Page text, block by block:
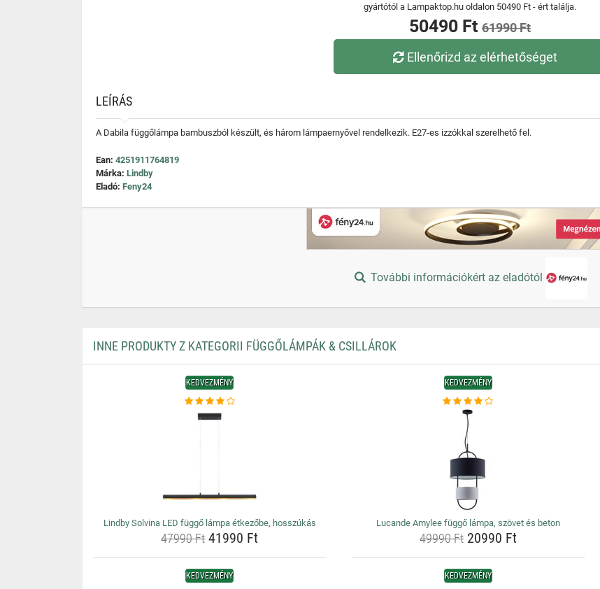
gyártótól a Lampaktop.hu oldalon 50490 Ft - ért találja.
50490 Ft 61990 Ft
Ellenőrizd az elérhetőséget
LEÍRÁS
A Dabila függőlámpa bambuszból készült, és három lámpaernyővel rendelkezik. E27-es izzókkal szerelhető fel.
Ean: 4251911764819
Márka: Lindby
Eladó: Feny24
További információkért az eladótól
INNE PRODUKTY Z KATEGORII FÜGGŐLÁMPÁK & CSILLÁROK
KEDVEZMÉNY
Lindby Solvina LED függő lámpa étkezőbe, hosszúkás
47990 Ft41990 Ft
KEDVEZMÉNY
Lucande Amylee függő lámpa, szövet és beton
49990 Ft20990 Ft
KEDVEZMÉNY KEDVEZMÉNY